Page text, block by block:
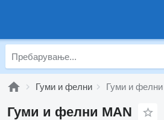
Гуми и фелни Гуми и
Гуми и фелни MAN